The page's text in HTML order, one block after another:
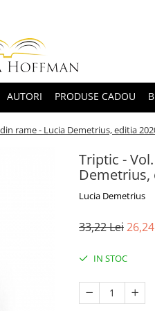
AUTORI PRODUSE CADOU
rame - Lucia Demetrius, editia
Triptic -
Demetrius,
Lucia Demetrius
33,22 Lei
IN STOC